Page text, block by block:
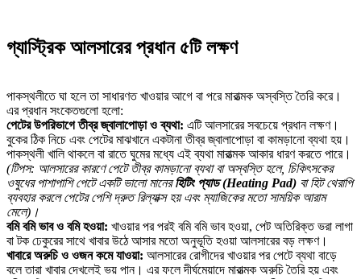
গ্যাস্ট্রিক আলসারের প্রধান ৫টি লক্ষণ
পাকস্থলীতে ঘা হলে তা সাধারণত খাওয়ার আগে বা পরে মারাত্মক অস্বস্তি তৈরি করে।
এর প্রধান সংকেতগুলো হলো:
পেটের উপরিভাগে তীব্র জ্বালাপোড়া ও ব্যথা: এটি আলসারের সবচেয়ে প্রধান লক্ষণ।
বুকের ঠিক নিচে এবং পেটের মাঝখানে একটানা তীব্র জ্বালাপোড়া বা কামড়ানো ব্যথা হয়।
পাকস্থলী খালি থাকলে বা রাতে ঘুমের মধ্যে এই ব্যথা মারাত্মক আকার ধারণ করতে পারে।
(টিপস: আলসারের কারণে পেটে তীব্র কামড়ানো ব্যথা বা অস্বস্তি হলে, চিকিৎসকের
ওষুধের পাশাপাশি পেটে একটি ভালো মানেরহিটিং প্যাড (Heating Pad) বা হিট থেরাপি
ব্যবহার করলে পেটের পেশি দ্রুত রিল্যাক্স হয় এবং ম্যাজিকের মতো সাময়িক আরাম
মেলে)।
বমি বমি ভাব ও বমি হওয়া: খাওয়ার পর পরই বমি বমি ভাব হওয়া, পেট অতিরিক্ত ভরা লাগা
বা টক ঢেকুরের সাথে খাবার উঠে আসার মতো অনুভূতি হওয়া আলসারের বড় লক্ষণ।
খাবারে অরুচি ও ওজন কমে যাওয়া: আলসারের রোগীদের খাওয়ার পর পেটে ব্যথা বাড়ে
বলে তারা খাবার দেখলেই ভয় পান। এর ফলে দীর্ঘমেয়াদে মারাত্মক অরুচি তৈরি হয় এবং